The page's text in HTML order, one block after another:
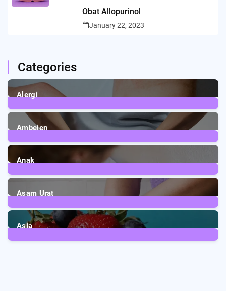
Obat Allopurinol
January 22, 2023
Categories
Alergi
6Posts
Ambeien
1Post
Anak
3Posts
Asam Urat
2Posts
Asia